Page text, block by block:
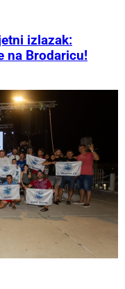
izlazak:
na Brodaricu!